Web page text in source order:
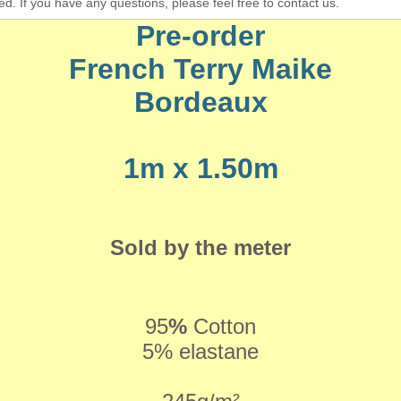
Pre-order
French Terry Maike
Bordeaux
1m x 1.50m
Sold by the meter
95% Cotton
5% elastane